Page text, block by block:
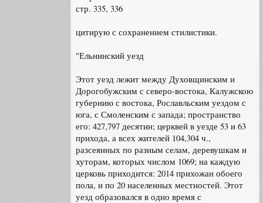
стр. 335, 336
цитирую с сохранением стилистики.
"Ельнинский уезд
Этот уезд лежит между Духовщинским и
Дорогобужским с северо-востока, Калужскою
губернию с востока, Рославльским уездом с
юга, с Смоленским с запада; пространство
его: 427,797 десятин; церквей в уезде 53 и 63
прихода, а всех жителей 104,304 ч.,
разсеянных по разным селам, деревушкам и
хуторам, которых числом 1069; на каждую
церковь приходится: 2014 прихожан обоего
пола, и по 20 населенных местностей. Этот
уезд образовался в одно время с